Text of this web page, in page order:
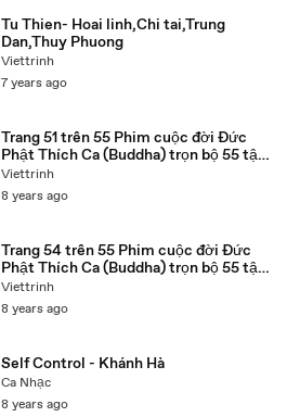
Tu Thien- Hoai linh,Chi tai,Trung
Dan,Thuy Phuong
Viettrinh
7 years ago
Trang 51 trên 55 Phim cuộc đời Đức
Phật Thích Ca (Buddha) trọn bộ 55 tập
lồng tiếng
Viettrinh
8 years ago
Trang 54 trên 55 Phim cuộc đời Đức
Phật Thích Ca (Buddha) trọn bộ 55 tập
lồng tiếng
Viettrinh
8 years ago
Self Control - Khánh Hà
Ca Nhạc
8 years ago